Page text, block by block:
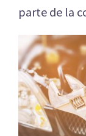
parte de la